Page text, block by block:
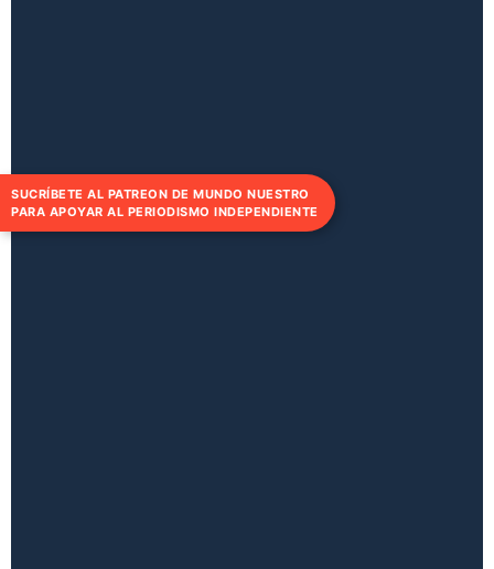
SUCRÍBETE AL PATREON DE MUNDO NUESTRO
PARA APOYAR AL PERIODISMO INDEPENDIENTE